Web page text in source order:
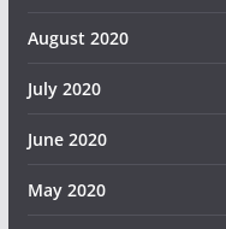
August 2020
July 2020
June 2020
May 2020